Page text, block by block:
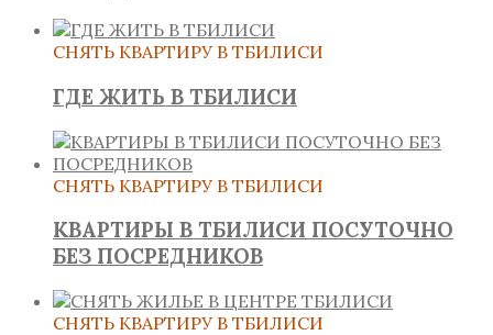
СНЯТЬ КВАРТИРУ В ТБИЛИСИ
ГДЕ ЖИТЬ В ТБИЛИСИ
СНЯТЬ КВАРТИРУ В ТБИЛИСИ
КВАРТИРЫ В ТБИЛИСИ ПОСУТОЧНО
БЕЗ ПОСРЕДНИКОВ
СНЯТЬ КВАРТИРУ В ТБИЛИСИ